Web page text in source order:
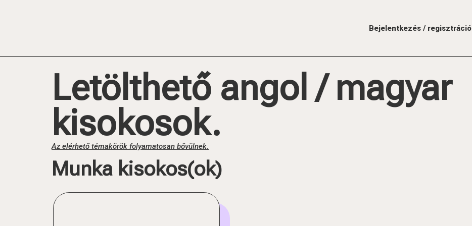
Bejelentkezés / regisztráció
Letölthető angol / magyar
kisokosok.
Az elérhető témakörök folyamatosan bővülnek.
Munka kisokos(ok)